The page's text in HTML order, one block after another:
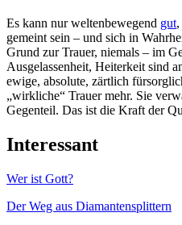
Es kann nur weltenbewegend gut,
gemeint sein – und sich in
Grund zur Trauer, niemals – im
Ausgelassenheit, Heiterkeit sind
ewige, absolute, zärtlich
„wirkliche“ Trauer mehr. Sie
Gegenteil. Das ist die Kraft der
Interessant
Wer ist Gott?
Der Weg aus Diamantensplittern